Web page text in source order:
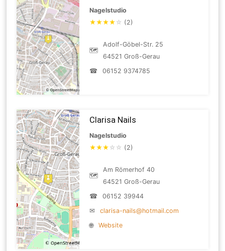
Nagelstudio
★★★★ ☆ (2)
🗺
Adolf-Göbel-Str. 25
64521 Groß-Gerau
☎
06152 9374785
Clarisa Nails
Nagelstudio
★★★ ☆ ☆ (2)
🗺
Am Römerhof 40
64521 Groß-Gerau
☎
06152 39944
✉
clarisa-nails@hotmail.com
🌐
Website